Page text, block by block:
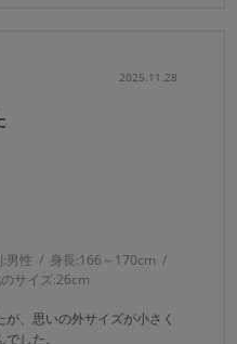
2025.11.28
男性 身長:166～170cm
サイズ:26cm
、思いの外サイズが小さく
した。